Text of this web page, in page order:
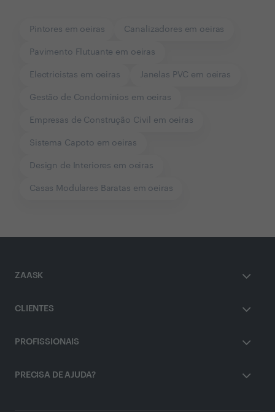
Pintores em oeiras Canalizadores em oeiras
Pavimento Flutuante em oeiras
Electricistas em oeiras Janelas PVC em oeiras
Gestão de Condomínios em oeiras
Empresas de Construção Civil em oeiras
Sistema Capoto em oeiras
Design de Interiores em oeiras
Casas Modulares Baratas em oeiras
ZAASK
CLIENTES
PROFISSIONAIS
PRECISA DE AJUDA?